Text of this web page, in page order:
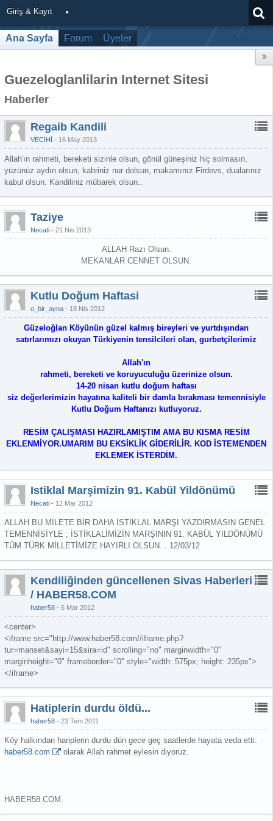
Giriş & Kayıt
Ana Sayfa Forum Üyeler
Guezeloglanlilarin Internet Sitesi
Haberler
Regaib Kandili
VECİHİ 16 May 2013
Allah'ın rahmeti, bereketi sizinle olsun, gönül güneşiniz hiç solmasın,
yüzünüz aydın olsun, kabriniz nur dolsun, makamınız Firdevs, dualarınız
kabul olsun. Kandiliniz mübarek olsun..
Taziye
Necati 21 Nis 2013
ALLAH Razı Olsun.
MEKANLAR CENNET OLSUN.
Kutlu Doğum Haftasi
o_bir_ayna 18 Nis 2012
Güzeloğlan Köyünün güzel kalmış bireyleri ve yurtdışından
satırlarımızı okuyan Türkiyenin tensilcileri olan, gurbetçilerimiz
Allah'ın
rahmeti, bereketi ve koruyuculuğu üzerinize olsun.
14-20 nisan kutlu doğum haftası
siz değerlerimizin hayatına kaliteli bir damla bırakması temennisiyle
Kutlu Doğum Haftanızı kutluyoruz.
RESİM ÇALIŞMASI HAZIRLAMIŞTIM AMA BU KISMA RESİM
EKLENMİYOR.UMARIM BU EKSİKLİK GİDERİLİR. KOD İSTEMENDEN
EKLEMEK İSTERDİM.
Istiklal Marşimizin 91. Kabül Yildönümü
Necati 12 Mar 2012
ALLAH BU MİLETE BİR DAHA İSTİKLAL MARŞI YAZDIRMASIN GENEL
TEMENNİSİYLE ; İSTİKLALİMİZİN MARŞININ 91. KABÜL YILDÖNÜMÜ
TÜM TÜRK MİLLETİMİZE HAYIRLI OLSUN... 12/03/12
Kendiliğinden güncellenen Sivas Haberleri
/ HABER58.COM
haber58 6 Mar 2012
<center>
<iframe src="http://www.haber58.com//iframe.php?
tur=manset&sayi=15&sira=id" scrolling="no" marginwidth="0"
marginheight="0" frameborder="0" style="width: 575px; height: 235px">
</iframe>
Hatiplerin durdu öldü...
haber58 23 Tem 2011
Köy halkından hariplerin durdu dün gece geç saatlerde hayata veda etti.
haber58.com
olarak Allah rahmet eylesin diyoruz.
HABER58.COM